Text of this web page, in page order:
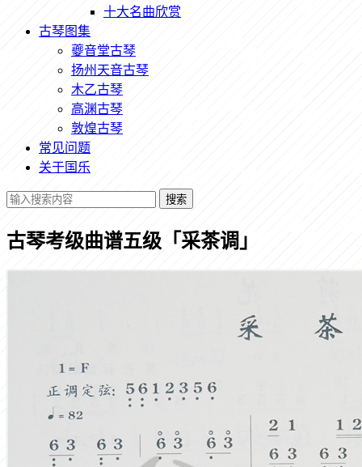
十大名曲欣赏
古琴图集
夔音堂古琴
扬州天音古琴
木乙古琴
高渊古琴
敦煌古琴
常见问题
关于国乐
搜索
古琴考级曲谱五级「采茶调」